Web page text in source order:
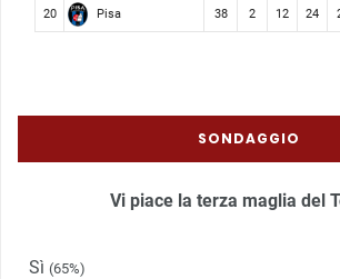
20 Pisa 38 2 12 24
SONDAGGIO
Vi piace la terza maglia del
Sì (65%)